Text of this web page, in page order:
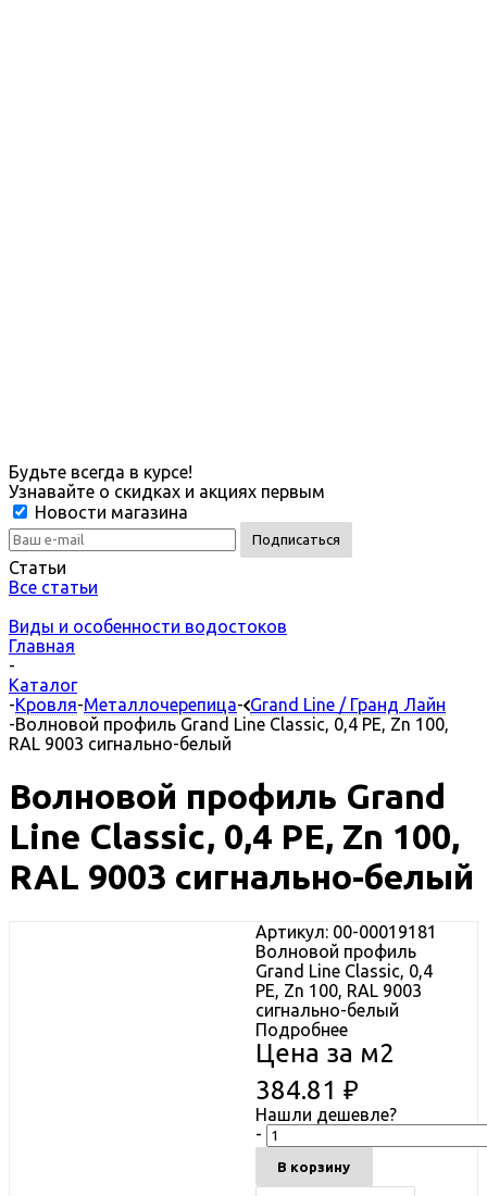
Будьте всегда в курсе!
Узнавайте о скидках и акциях первым
Новости магазина
Статьи
Все статьи
Виды и особенности водостоков
Главная
-
Каталог
-Кровля-Металлочерепица- Grand Line / Гранд Лайн
-Волновой профиль Grand Line Classic, 0,4 PE, Zn 100,
RAL 9003 сигнально-белый
Волновой профиль Grand
Line Classic, 0,4 PE, Zn 100,
RAL 9003 сигнально-белый
Артикул: 00-00019181
Волновой профиль
Grand Line Classic, 0,4
PE, Zn 100, RAL 9003
сигнально-белый
Подробнее
Цена за м2
384.81 ₽
Нашли дешевле?
-
В корзину